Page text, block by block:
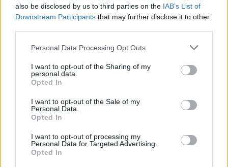
also be disclosed by us to third parties on the IAB’s List of
Downstream Participants that may further disclose it to other
Please note that this website/app uses one or more Google
not limited to your visit or usage behaviour. You may click to
grant or deny consent to Google and its third-party tags to
use your data for below specified purposes in below Google
consent section.
Personal Data Processing Opt Outs
I want to opt-out of the Sharing of my
personal data.
Opted In
I want to opt-out of the Sale of my
Personal Data.
Opted In
I want to opt-out of processing my
Personal Data for Targeted Advertising.
Opted In
Mivel egyéniben
hatalmasat bukott a
Fidesz jászsági jelöltje
a bejutók száma,
leköszönő kormánypárt részéről, de gyorsan sikerült is. Pócs
János mégis tagja lesz az új országgyűlésnek, ráadásul az
és a Tisza elleni lejáratás.